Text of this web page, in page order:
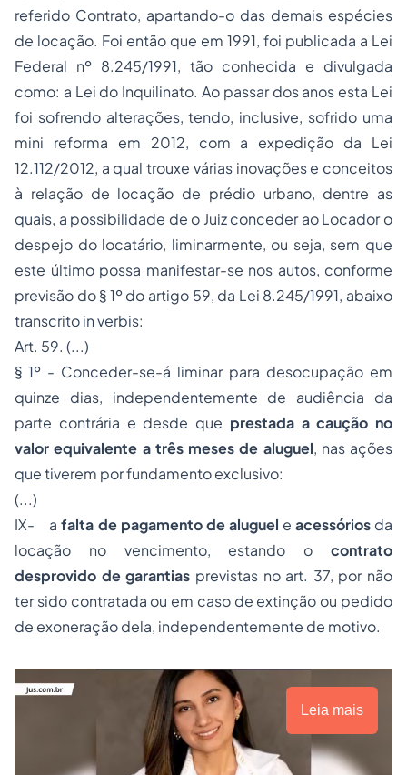
referido Contrato, apartando-o das demais espécies
de locação. Foi então que em 1991, foi publicada a Lei
Federal nº 8.245/1991, tão conhecida e divulgada
como: a Lei do Inquilinato. Ao passar dos anos esta Lei
foi sofrendo alterações, tendo, inclusive, sofrido uma
mini reforma em 2012, com a expedição da Lei
12.112/2012, a qual trouxe várias inovações e conceitos
à relação de locação de prédio urbano, dentre as
quais, a possibilidade de o Juiz conceder ao Locador o
despejo do locatário, liminarmente, ou seja, sem que
este último possa manifestar-se nos autos, conforme
previsão do § 1º do artigo 59, da Lei 8.245/1991, abaixo
transcrito in verbis:
Art. 59. (...)
§ 1º - Conceder-se-á liminar para desocupação em
quinze dias, independentemente de audiência da
parte contrária e desde que prestada a caução no
valor equivalente a três meses de aluguel, nas ações
que tiverem por fundamento exclusivo:
(...)
IX- afalta de pagamento de aluguel e acessóriosda
locação no vencimento, estando o contrato
desprovido de garantias previstas no art. 37, por não
ter sido contratada ou em caso de extinção ou pedido
de exoneração dela, independentemente de motivo.
Leia mais